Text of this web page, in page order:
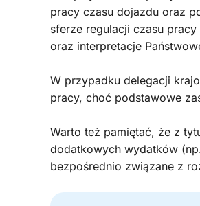
pracy czasu dojazdu oraz
sferze regulacji czasu
oraz interpretacje
W przypadku delegacji
pracy, choć podstawowe
Warto też pamiętać, że z
dodatkowych wydatków
bezpośrednio związane z